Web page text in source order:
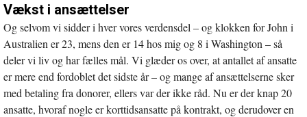
Vækst i ansættelser
Og selvom vi sidder i hver vores verdensdel – og klokken for John i
Australien er 23, mens den er 14 hos mig og 8 i Washington – så
deler vi liv og har fælles mål. Vi glæder os over, at antallet af ansatte
er mere end fordoblet det sidste år – og mange af ansættelserne sker
med betaling fra donorer, ellers var der ikke råd. Nu er der knap 20
ansatte, hvoraf nogle er korttidsansatte på kontrakt, og derudover en